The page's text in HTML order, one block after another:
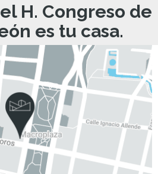
H. Congreso de
es tu casa.